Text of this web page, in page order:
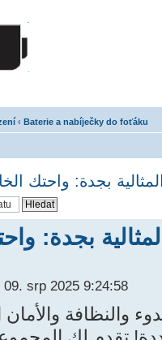
‹ Baterie a nabíječky do foťáku
بجدة:
09. srp 2025 9:24:58
والنظافة والأمان